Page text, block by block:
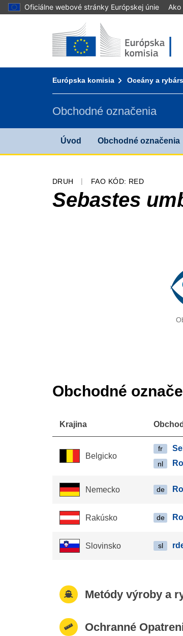
Oficiálne webové stránky Európskej únie
Prejsť na obsahÚvod - Európska komisia
Európska komisia Oceány a
Obchodné označenia
Úvod Obchodné označenia
DRUH FAO KÓD: RED
Sebastes
Obchodné
Krajina
Belgicko
fr
nl
Nemecko de
Rakúsko de
Slovinsko sl
Metódy výroby a
Ochranné